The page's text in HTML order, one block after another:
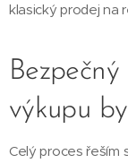
klasický prodej na
výkupu
Celý proces řeším